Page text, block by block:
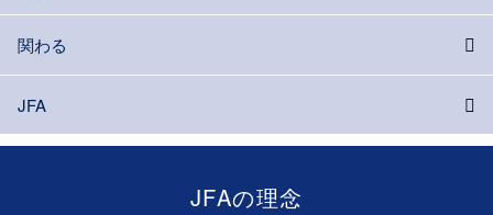
関わる
JFA
JFAの理念